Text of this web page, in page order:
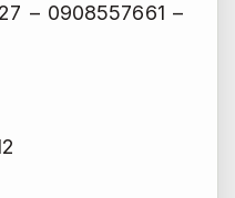
– 0908557661 –